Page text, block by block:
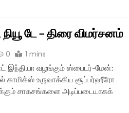
டே – திரை விமர்சனம்
0 1 mins
இந்தியா வழங்கும் ஸ்பைடர்-மேன்:
காமிக்ஸ் உருவாக்கிய சூப்பர்ஹீரோ
சாகசங்களை அடிப்படையாகக்